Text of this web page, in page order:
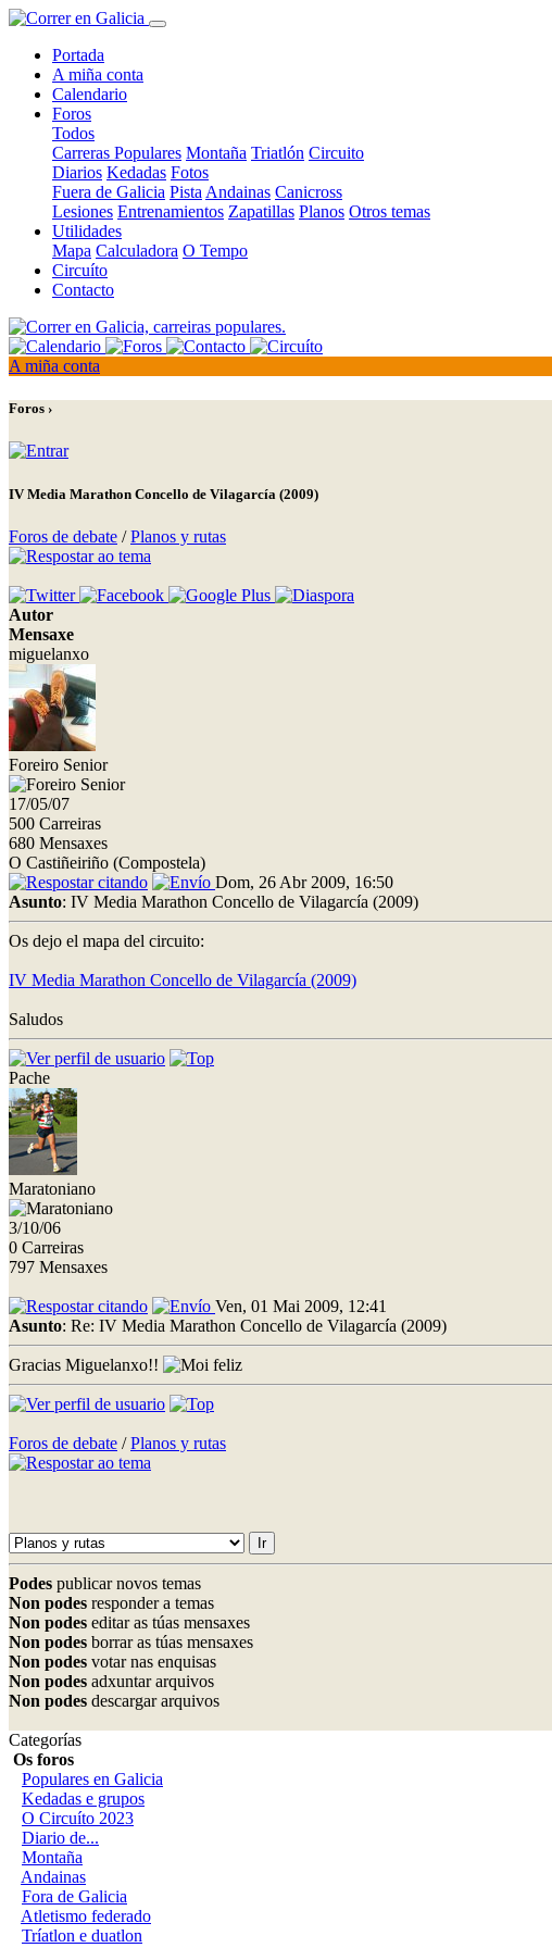
Portada
A miña conta
Calendario
Foros
Todos
Carreras Populares Montaña Triatlón Circuito
Diarios Kedadas Fotos
Fuera de Galicia Pista Andainas Canicross
Lesiones Entrenamientos Zapatillas Planos Otros temas
Utilidades
Mapa Calculadora O Tempo
Circuíto
Contacto
A miña conta
Foros ›
IV Media Marathon Concello de Vilagarcía (2009)
Foros de debate /Planos y rutas
Autor
Mensaxe
miguelanxo
Foreiro Senior
17/05/07
500 Carreiras
680 Mensaxes
O Castiñeiriño (Compostela)
Dom, 26 Abr 2009, 16:50
Asunto: IV Media Marathon Concello de Vilagarcía (2009)
Os dejo el mapa del circuito:
IV Media Marathon Concello de Vilagarcía (2009)
Saludos
Pache
Maratoniano
3/10/06
0 Carreiras
797 Mensaxes
Ven, 01 Mai 2009, 12:41
Asunto: Re: IV Media Marathon Concello de Vilagarcía (2009)
Gracias Miguelanxo!!
Foros de debate /Planos y rutas
Podes publicar novos temas
Non podes responder a temas
Non podes editar as túas mensaxes
Non podes borrar as túas mensaxes
Non podes votar nas enquisas
Non podes adxuntar arquivos
Non podes descargar arquivos
Categorías
Os foros
Populares en Galicia
Kedadas e grupos
O Circuíto 2023
Diario de...
Montaña
Andainas
Fora de Galicia
Atletismo federado
Tríatlon e duatlon